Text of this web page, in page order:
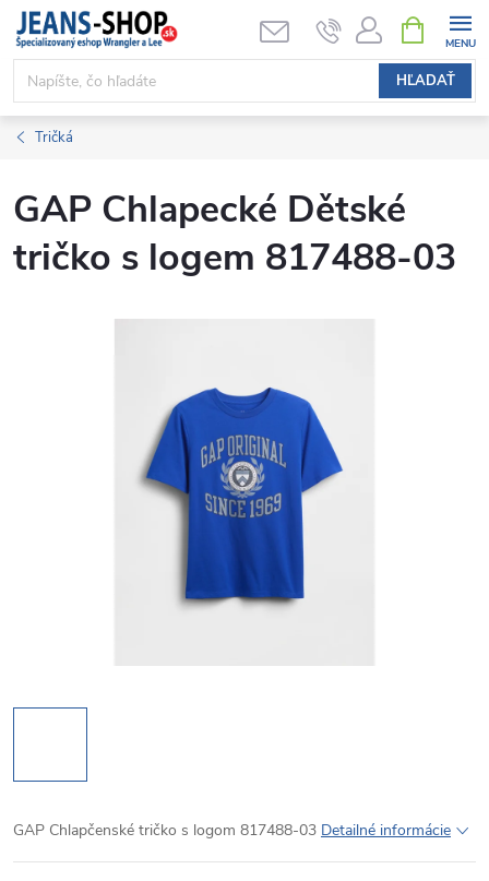
Prejsť
obsah
HĽADAŤ
KOŠÍK
Tričká
GAP Chlapecké Dětské
tričko s logem 817488-03
GAP Chlapčenské tričko s logom 817488-03 Detailné informácie